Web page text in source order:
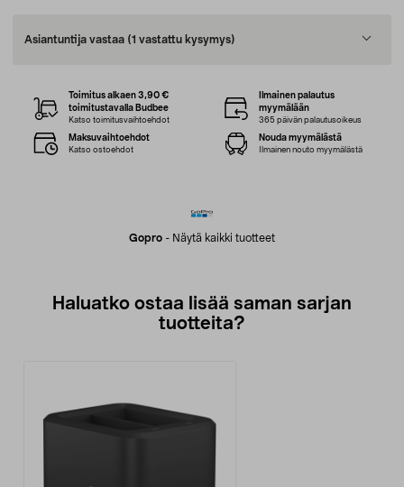
Asiantuntija vastaa (1 vastattu kysymys)
Gopro - Näytä kaikki tuotteet
Toimitus alkaen 3,90 €
toimitustavalla Budbee
Katso toimitusvaihtoehdot
Ilmainen palautus
myymälään
365 päivän palautusoikeus
Maksuvaihtoehdot
Katso ostoehdot
Nouda myymälästä
Ilmainen nouto myymälästä
Haluatko ostaa lisää saman sarjan
tuotteita?